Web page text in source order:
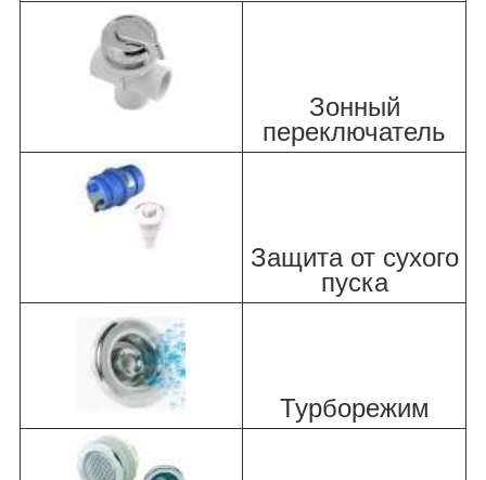
Зонный
переключатель
Защита от сухого
пуска
Турборежим